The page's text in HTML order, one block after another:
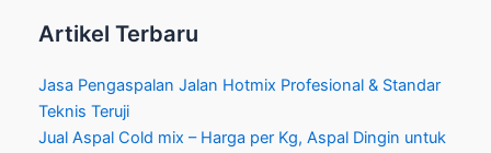
Artikel Terbaru
Jasa Pengaspalan Jalan Hotmix Profesional & Standar
Teknis Teruji
Jual Aspal Cold mix – Harga per Kg, Aspal Dingin untuk